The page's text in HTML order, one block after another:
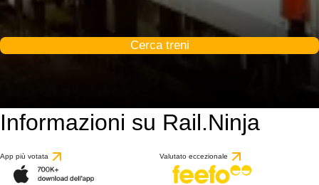
Cerca treni
Informazioni su Rail.Ninja
App più votata Valutato eccezionale